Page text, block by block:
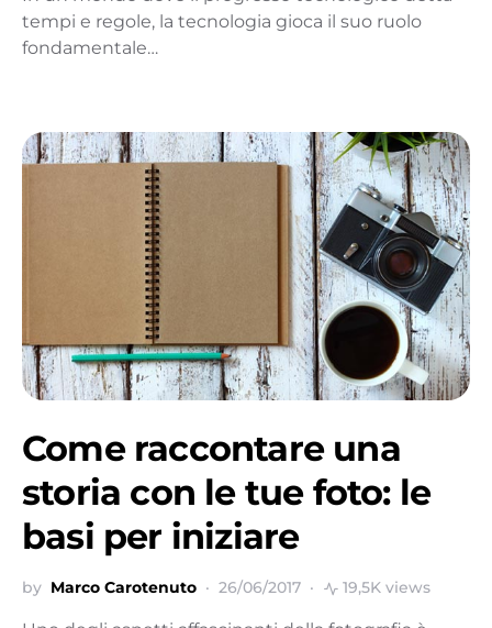
tempi e regole, la tecnologia gioca il suo ruolo
fondamentale…
Come raccontare una
storia con le tue foto: le
basi per iniziare
by Marco Carotenuto 26/06/2017 19,5K views